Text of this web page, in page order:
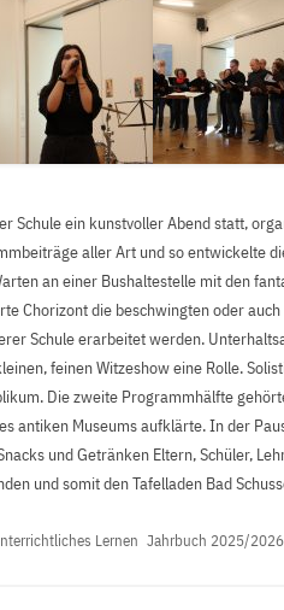
Schule ein kunstvoller Abend statt,
aller Art und so entwickelte
an einer Bushaltestelle mit den
Chorizont die beschwingten oder
Schule erarbeitet werden.
feinen Witzeshow eine Rolle.
Die zweite Programmhälfte
antiken Museums aufklärte. In der
und Getränken Eltern, Schüler,
und somit den Tafelladen Bad
Lernen Jahrbuch 2025/2026